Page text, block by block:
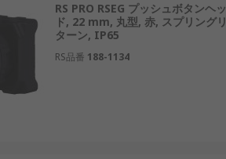
RS PRO RSEG プッシュボタンヘッ
ド, 22 mm, 丸型, 赤, スプリングリ
ターン, IP65
RS品番 188-1134